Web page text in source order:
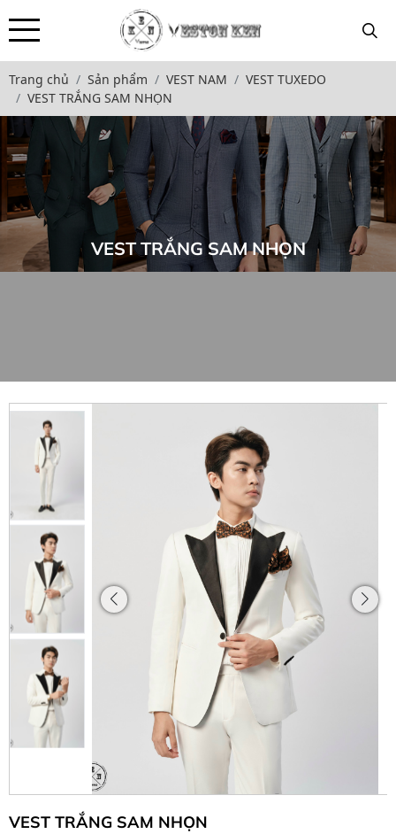
Trang chủ Sản phẩm VEST NAM
VEST TUXEDO
VEST TRẮNG SAM NHỌN
VEST TRẮNG SAM NHỌN
VEST TRẮNG SAM NHỌN